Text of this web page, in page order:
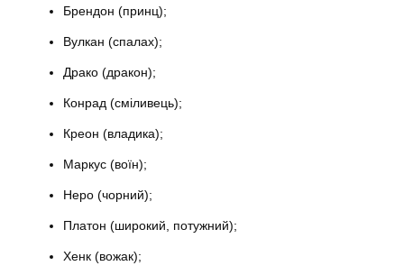
Брендон (принц);
Вулкан (спалах);
Драко (дракон);
Конрад (сміливець);
Креон (владика);
Маркус (воїн);
Неро (чорний);
Платон (широкий, потужний);
Хенк (вожак);